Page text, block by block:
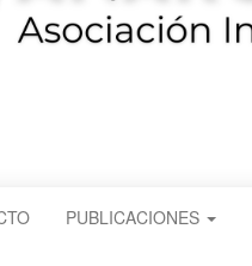
PUBLICACIONES